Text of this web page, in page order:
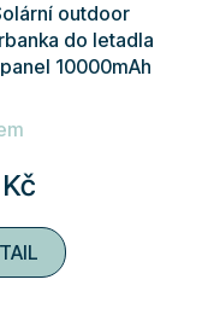
outdoor
do letadla
10000mAh